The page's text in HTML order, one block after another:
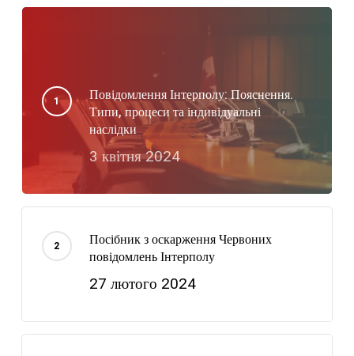
Повідомлення Інтерполу: Пояснення.
Типи, процеси та індивідуальні
наслідки
3 квітня 2024
Посібник з оскарження Червоних
повідомлень Інтерполу
27 лютого 2024